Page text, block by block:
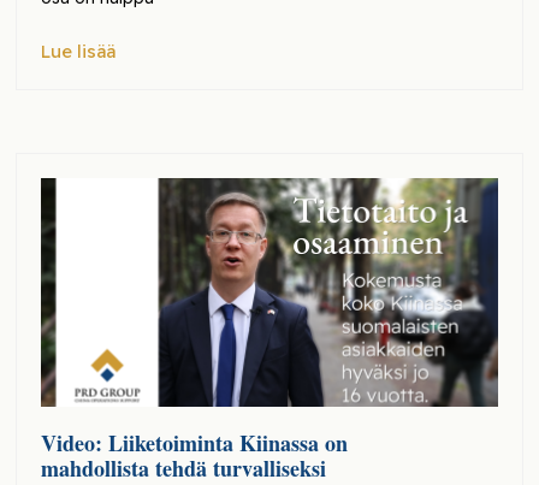
Lue lisää
Video: Liiketoiminta Kiinassa on
mahdollista tehdä turvalliseksi